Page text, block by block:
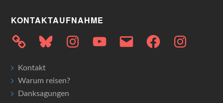
KONTAKTAUFNAHME
Bluesky InstagramYouTubeE-
Mail
FacebookInstagram
Kontakt
Warum reisen?
Danksagungen